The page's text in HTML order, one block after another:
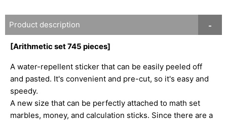
Product description
[Arithmetic set 745 pieces]
A water-repellent sticker that can be easily peeled off
and pasted. It's convenient and pre-cut, so it's easy and
speedy.
A new size that can be perfectly attached to math set
marbles, money, and calculation sticks. Since there are a